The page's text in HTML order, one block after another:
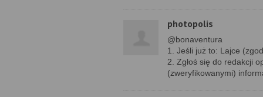
photopolis
@bonaventura
1. Jeśli już to: Lajce
2. Zgłoś się do redakcji
(zweryfikowanymi)